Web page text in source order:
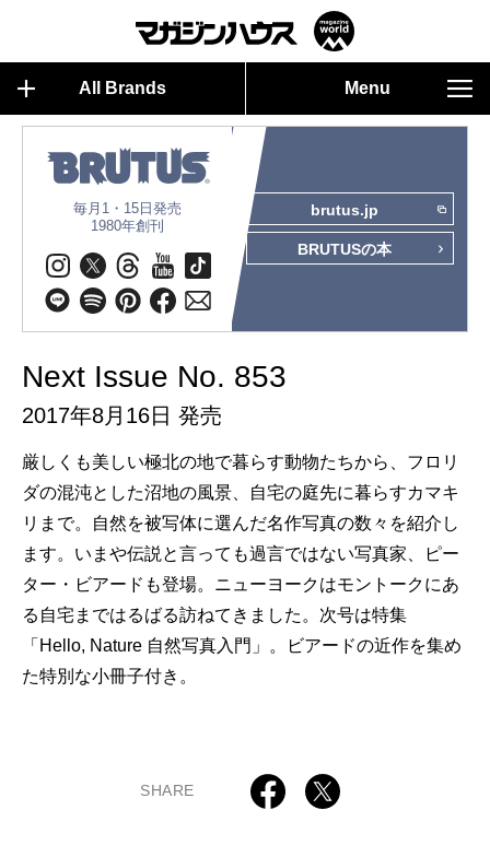
All Brands Menu
毎月1・15日発売
1980年創刊
brutus.jp
BRUTUSの本
Next Issue No. 853
2017年8月16日 発売
厳しくも美しい極北の地で暮らす動物たちから、フロリ
ダの混沌とした沼地の風景、自宅の庭先に暮らすカマキ
リまで。自然を被写体に選んだ名作写真の数々を紹介し
ます。いまや伝説と言っても過言ではない写真家、ピー
ター・ビアードも登場。ニューヨークはモントークにあ
る自宅まではるばる訪ねてきました。次号は特集
「Hello, Nature 自然写真入門」。ビアードの近作を集め
た特別な小冊子付き。
SHARE